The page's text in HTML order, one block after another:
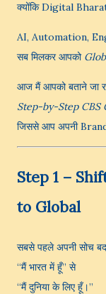
क्योंकि Digital
AI, Automation,
सब मिलकर आपको
आज मैं आपको बताने जा
Step-by-Step CBS
जिससे आप अपनी
Step 1 –
to Global
सबसे पहले अपनी सोच
“मैं भारत में हूँ” से
“मैं दुनिया के लिए हूँ।”